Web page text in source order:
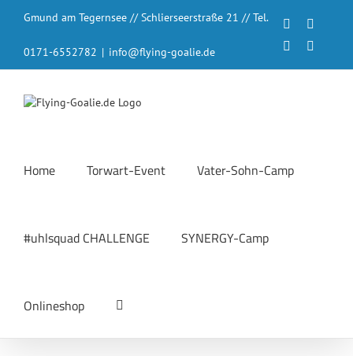
InhaltGmund am Tegernsee // Schlierseerstraße 21 // Tel.
0171-6552782 | info@flying-goalie.de
Facebook
LinkedIn
Home Torwart-Event Vater-Sohn-Camp
#uhlsquad CHALLENGE SYNERGY-Camp
Onlineshop